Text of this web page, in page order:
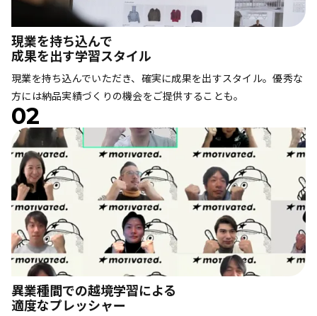
現業を持ち込んで
成果を出す学習スタイル
現業を持ち込んでいただき、確実に成果を出すスタイル。優秀な
方には納品実績づくりの機会をご提供することも。
02
異業種間での越境学習による
適度なプレッシャー